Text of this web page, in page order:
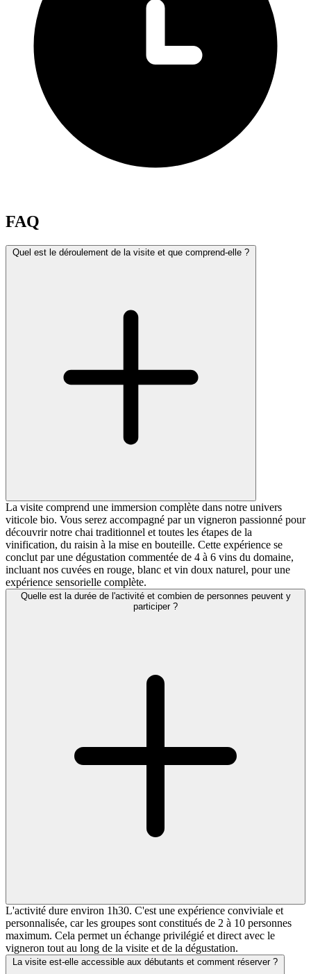
FAQ
Quel est le déroulement de la visite et que comprend-elle ?
La visite comprend une immersion complète dans notre univers
viticole bio. Vous serez accompagné par un vigneron passionné pour
découvrir notre chai traditionnel et toutes les étapes de la
vinification, du raisin à la mise en bouteille. Cette expérience se
conclut par une dégustation commentée de 4 à 6 vins du domaine,
incluant nos cuvées en rouge, blanc et vin doux naturel, pour une
expérience sensorielle complète.
Quelle est la durée de l'activité et combien de personnes peuvent y
participer ?
L'activité dure environ 1h30. C'est une expérience conviviale et
personnalisée, car les groupes sont constitués de 2 à 10 personnes
maximum. Cela permet un échange privilégié et direct avec le
vigneron tout au long de la visite et de la dégustation.
La visite est-elle accessible aux débutants et comment réserver ?